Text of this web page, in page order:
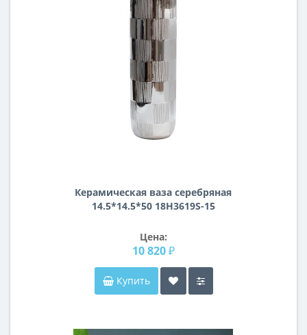
Керамическая ваза серебряная
14.5*14.5*50 18H3619S-15
Цена:
10 820 ₽
Купить